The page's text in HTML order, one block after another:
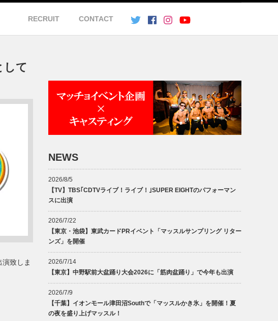
RECRUIT CONTACT
して
致しま
NEWS
2026/8/5
【TV】TBS｢CDTVライブ！ライブ！｣SUPER EIGHTのパフォーマン
スに出演
2026/7/22
【東京・池袋】東武カードPRイベント「マッスルサンプリング リター
ンズ」を開催
2026/7/14
【東京】中野駅前大盆踊り大会2026に「筋肉盆踊り」で今年も出演
2026/7/9
【千葉】イオンモール津田沼Southで「マッスルかき氷」を開催！夏
の夜を盛り上げマッスル！